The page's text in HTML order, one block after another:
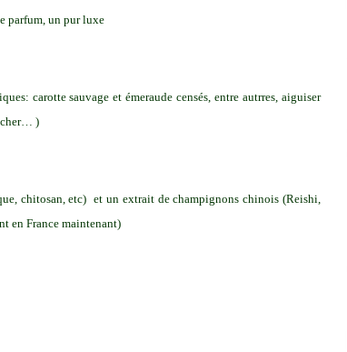
parfum, un pur luxe
carotte sauvage et émeraude censés, entre autrres, aiguiser
)
chitosan, etc) et un extrait de champignons chinois (Reishi,
en France maintenant)